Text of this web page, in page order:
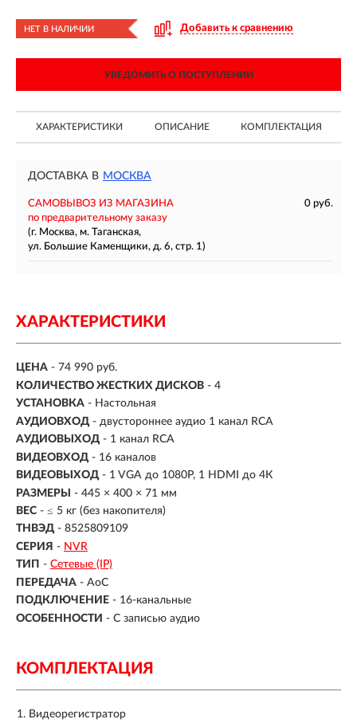
НЕТ В НАЛИЧИИ Добавить к сравнению
УВЕДОМИТЬ О ПОСТУПЛЕНИИ
ХАРАКТЕРИСТИКИ ОПИСАНИЕ КОМПЛЕКТАЦИЯ
ДОСТАВКА В МОСКВА
САМОВЫВОЗ ИЗ МАГАЗИНА
0 руб.
по предварительному заказу
(г. Москва, м. Таганская,
ул. Большие Каменщики, д. 6, стр. 1)
ХАРАКТЕРИСТИКИ
ЦЕНА - 74 990 руб.
КОЛИЧЕСТВО ЖЕСТКИХ ДИСКОВ - 4
УСТАНОВКА - Настольная
АУДИОВХОД - двустороннее аудио 1 канал RCA
АУДИОВЫХОД - 1 канал RCA
ВИДЕОВХОД - 16 каналов
ВИДЕОВЫХОД - 1 VGA до 1080Р, 1 HDMI до 4К
РАЗМЕРЫ
- 445 × 400 × 71 мм
ВЕС - ≤ 5 кг (без накопителя)
ТНВЭД - 8525809109
СЕРИЯ - NVR
ТИП - Сетевые (IP)
ПЕРЕДАЧА - AoC
ПОДКЛЮЧЕНИЕ - 16-канальные
ОСОБЕННОСТИ - С записью аудио
КОМПЛЕКТАЦИЯ
Видеорегистратор